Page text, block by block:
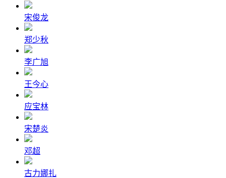
宋俊龙
郑少秋
李广旭
王今心
应宝林
宋楚炎
邓超
古力娜扎